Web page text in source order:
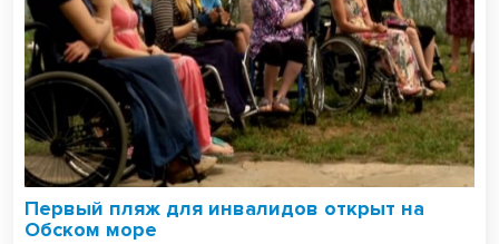
Первый пляж для инвалидов открыт на
Обском море